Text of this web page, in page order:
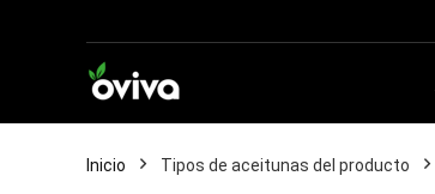
Inicio Tipos de aceitunas del producto